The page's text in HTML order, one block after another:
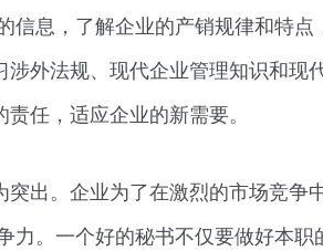
息，了解企业的产销规律和特点
外法规、现代企业管理知识和现
任，适应企业的新需要。
出。企业为了在激烈的市场竞争
。一个好的秘书不仅要做好本职